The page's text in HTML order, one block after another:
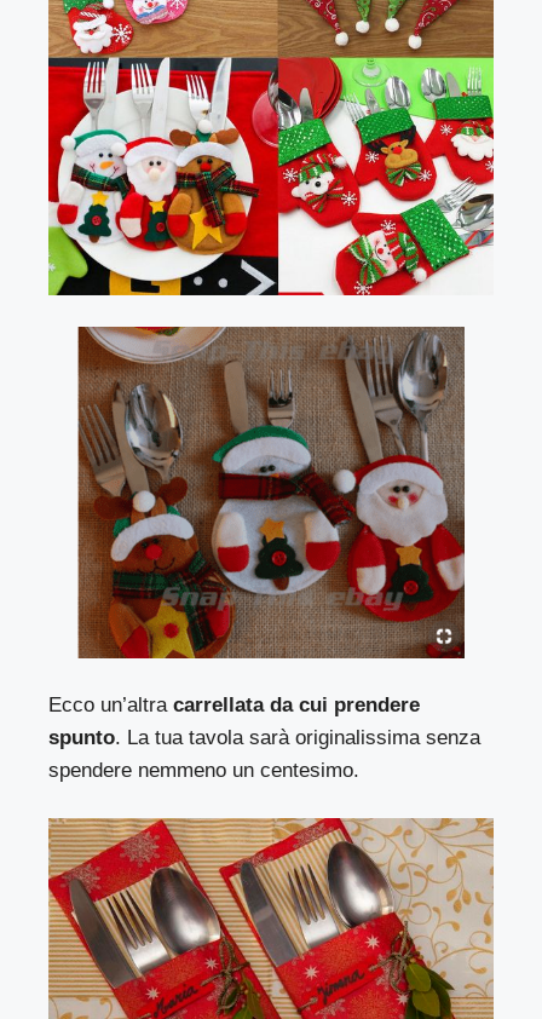
Ecco un’altracarrellata da cui prendere
spunto. La tua tavola sarà originalissima senza
spendere nemmeno un centesimo.